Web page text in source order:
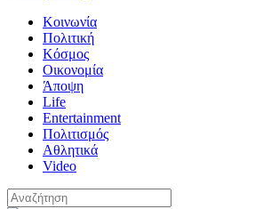
Κοινωνία
Πολιτική
Κόσμος
Οικονομία
Άποψη
Life
Entertainment
Πολιτισμός
Αθλητικά
Video